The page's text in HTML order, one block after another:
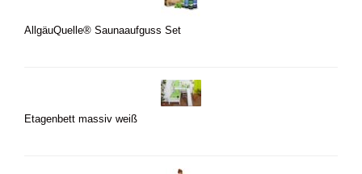
AllgäuQuelle® Saunaaufguss Set
Etagenbett massiv weiß